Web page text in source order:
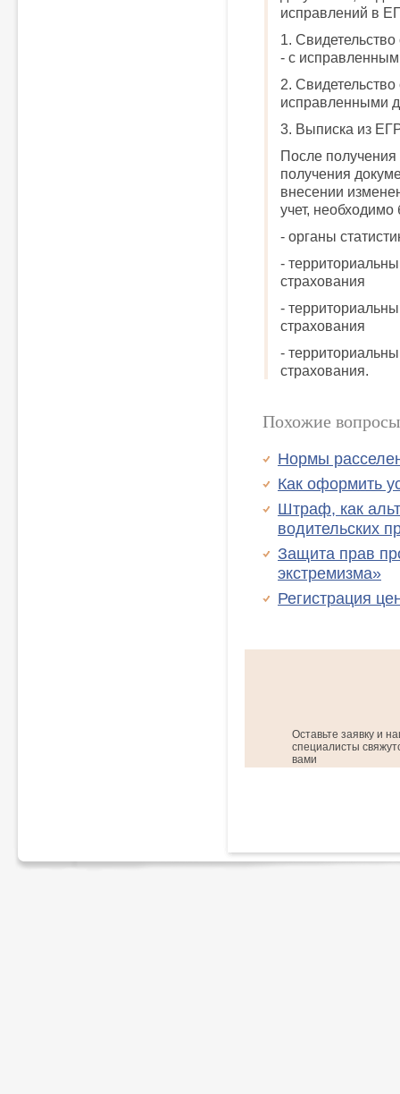
исправлений в
1. Свидетельство
- с
2. Свидетельство
исправленными
3. Выписка из
После
получения
внесении
учет, необходимо
- органы
-
страхования
-
страхования
-
страхования.
Похожие вопросы
Нормы
Как оформить
Штраф, как
водительских
Защита прав
экстремизма»
Регистрация
Оставьте заявку и
специалисты
вами